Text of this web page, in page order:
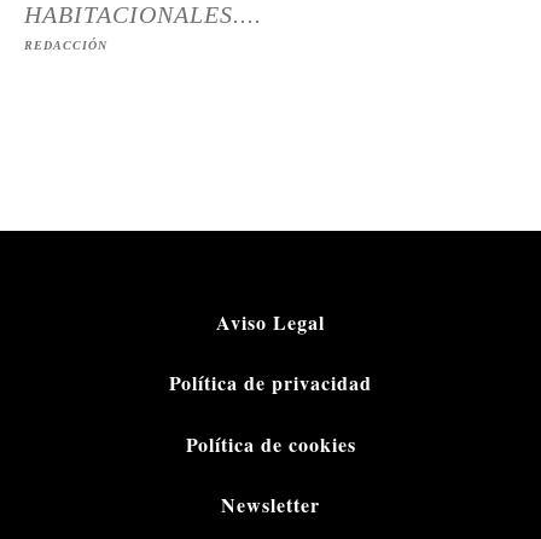
HABITACIONALES....
REDACCIÓN
Aviso Legal
Política de privacidad
Política de cookies
Newsletter